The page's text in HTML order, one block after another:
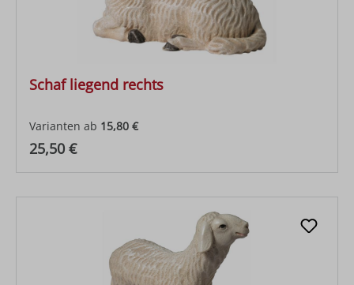
Schaf liegend rechts
Varianten ab 15,80 €
Regulärer Preis:
25,50 €